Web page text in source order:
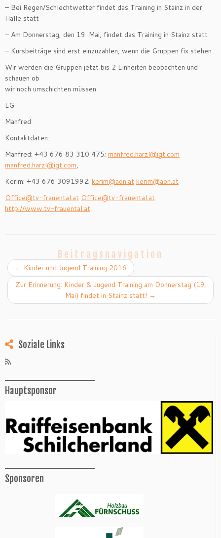
– Bei Regen/Schlechtwetter findet das Training in Stainz in der
Halle statt
– Am Donnerstag, den 19. Mai, findet das Training in Stainz statt
– Kursbeiträge sind erst einzuzahlen, wenn die Gruppen fix stehen
Wir werden die Gruppen jetzt bis 2 Einheiten beobachten und
schauen ob
wir noch umschichten müssen.
LG
Manfred
Kontaktdaten:
Manfred: +43 676 83 310 475; manfred.harzl@igt.com
manfred.harzl@igt.com,
Kerim: +43 676 3091992; kerim@aon.at kerim@aon.at
Office@tv-frauental.at Office@tv-frauental.at
http://www.tv-frauental.at
Beitragsnavigation
← Kinder und Jugend Training 2016
Zur Erinnerung: Kinder & Jugend Training am Donnerstag (19.
Mai) findet in Stainz statt! →
Soziale Links
Hauptsponsor
Sponsoren